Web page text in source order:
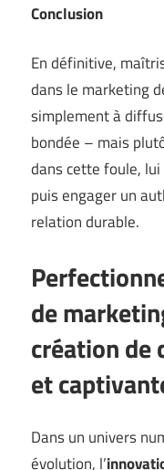
Conclusion
En définitive,
dans le marketing
simplement à
bondée – mais
dans cette foule,
puis engager un
relation durable.
de
création de
et
Dans un univers
évolution, l’